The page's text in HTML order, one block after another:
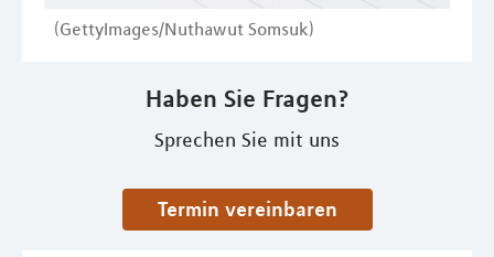
(GettyImages/Nuthawut Somsuk)
Haben Sie Fragen?
Sprechen Sie mit uns
Termin vereinbaren